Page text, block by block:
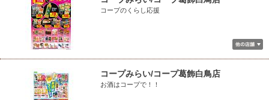
コープのくらし応援
コープみらい/コープ葛飾白鳥店
お酒はコープで！！